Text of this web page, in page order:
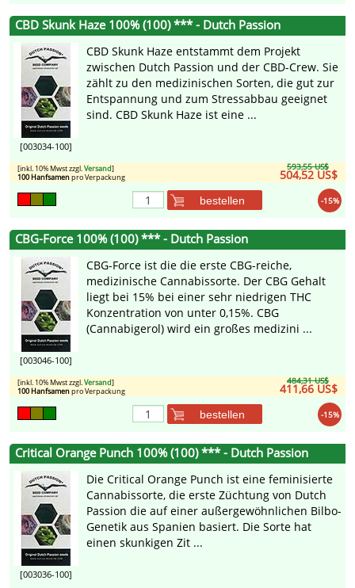
CBD Skunk Haze 100% (100) *** - Dutch Passion
[003034-100]
CBD Skunk Haze entstammt dem Projekt
zwischen Dutch Passion und der CBD-Crew. Sie
zählt zu den medizinischen Sorten, die gut zur
Entspannung und zum Stressabbau geeignet
sind. CBD Skunk Haze ist eine ...
593,55 US$
504,52 US$
[inkl. 10% Mwst zzgl.Versand]
100 Hanfsamenpro Verpackung
-15%
bestellen
CBG-Force 100% (100) *** - Dutch Passion
[003046-100]
CBG-Force ist die die erste CBG-reiche,
medizinische Cannabissorte. Der CBG Gehalt
liegt bei 15% bei einer sehr niedrigen THC
Konzentration von unter 0,15%. CBG
(Cannabigerol) wird ein großes medizini ...
484,31 US$
411,66 US$
[inkl. 10% Mwst zzgl.Versand]
100 Hanfsamenpro Verpackung
-15%
bestellen
Critical Orange Punch 100% (100) *** - Dutch Passion
[003036-100]
Die Critical Orange Punch ist eine feminisierte
Cannabissorte, die erste Züchtung von Dutch
Passion die auf einer außergewöhnlichen Bilbo-
Genetik aus Spanien basiert. Die Sorte hat
einen skunkigen Zit ...